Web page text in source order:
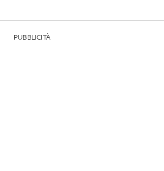
PUBBLICITÀ